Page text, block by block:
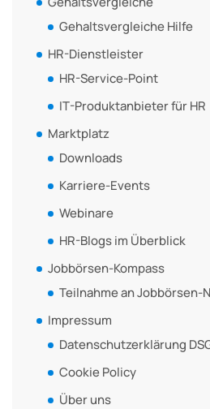
Gehaltsvergleiche Hilfe
HR-Dienstleister
HR-Service-Point
IT-Produktanbieter für HR
Marktplatz
Downloads
Karriere-Events
Webinare
HR-Blogs im Überblick
Jobbörsen-Kompass
Teilnahme an Jobbörsen-
Impressum
Datenschutzerklärung
Cookie Policy
Über uns